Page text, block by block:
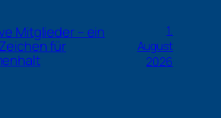
Mitglieder – ein
für
1.
August
2026